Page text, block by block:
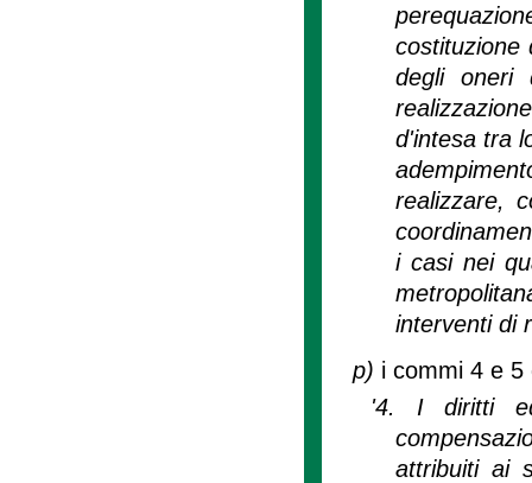
costituzione
degli oneri
d'intesa tra
realizzare,
i casi nei
interventi di
p) i commi 4 e 5
'4. I diritti
attribuiti ai